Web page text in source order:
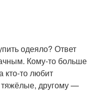
одеяло? Ответ
Кому-то больше
кто-то любит
тяжёлые, другому —